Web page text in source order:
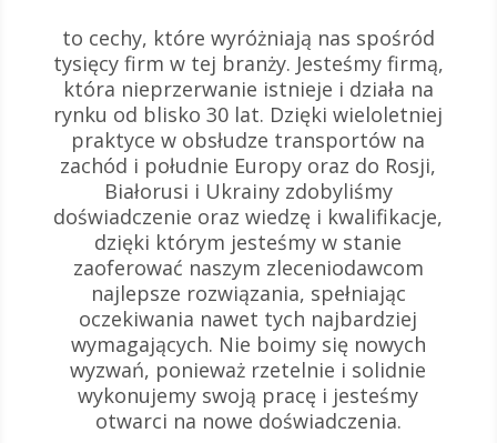
to cechy, które wyróżniają nas spośród
tysięcy firm w tej branży. Jesteśmy firmą,
która nieprzerwanie istnieje i działa na
rynku od blisko 30 lat. Dzięki wieloletniej
praktyce w obsłudze transportów na
zachód i południe Europy oraz do Rosji,
Białorusi i Ukrainy zdobyliśmy
doświadczenie oraz wiedzę i kwalifikacje,
dzięki którym jesteśmy w stanie
zaoferować naszym zleceniodawcom
najlepsze rozwiązania, spełniając
oczekiwania nawet tych najbardziej
wymagających. Nie boimy się nowych
wyzwań, ponieważ rzetelnie i solidnie
wykonujemy swoją pracę i jesteśmy
otwarci na nowe doświadczenia.